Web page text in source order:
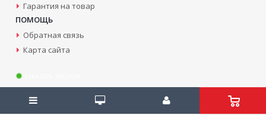
Гарантия на товар
ПОМОЩЬ
Обратная связь
Карта сайта